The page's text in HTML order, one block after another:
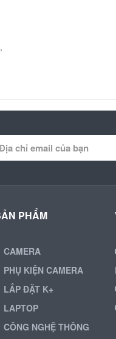
PHẨM
CAMERA
PHỤ KIỆN CAMERA
LẮP ĐẶT K+
LAPTOP
CÔNG NGHỆ THÔNG